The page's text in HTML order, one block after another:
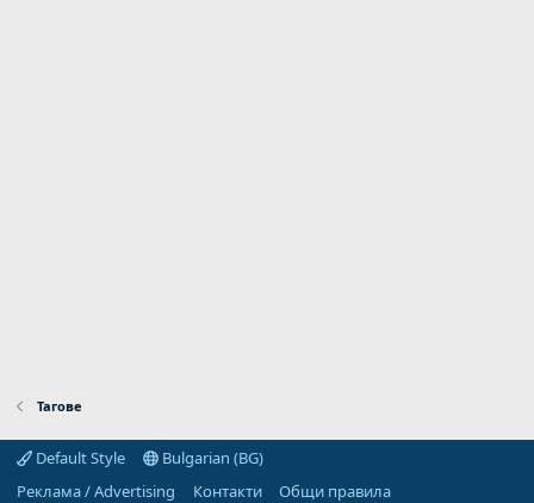
Тагове
Default Style
Bulgarian (BG)
Реклама / Advertising
Контакти
Общи правила